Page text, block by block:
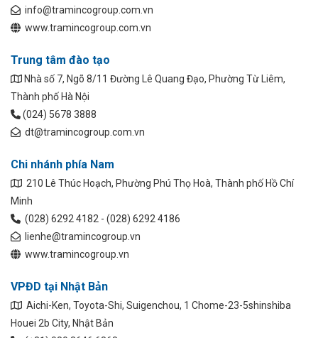
info@tramincogroup.com.vn
www.tramincogroup.com.vn
Trung tâm đào tạo
Nhà số 7, Ngõ 8/11 Đường Lê Quang Đạo, Phường Từ Liêm,
Thành phố Hà Nội
(024) 5678 3888
dt@tramincogroup.com.vn
Chi nhánh phía Nam
210 Lê Thúc Hoạch, Phường Phú Thọ Hoà, Thành phố Hồ Chí
Minh
(028) 6292 4182 - (028) 6292 4186
lienhe@tramincogroup.vn
www.tramincogroup.vn
VPĐD tại Nhật Bản
Aichi-Ken, Toyota-Shi, Suigenchou, 1 Chome-23-5shinshiba
Houei 2b City, Nhật Bản